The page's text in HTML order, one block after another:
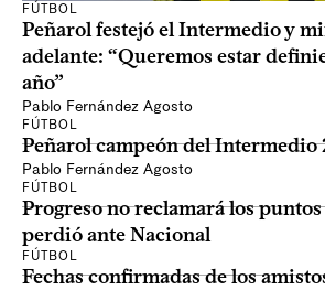
FÚTBOL
Peñarol festejó el Intermedio y
adelante: “Queremos estar
año”
Pablo Fernández Agosto
FÚTBOL
Peñarol campeón del Intermedio
Pablo Fernández Agosto
FÚTBOL
Progreso no reclamará los
perdió ante Nacional
FÚTBOL
Fechas confirmadas de los